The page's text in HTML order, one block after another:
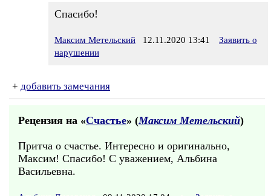
Спасибо!
Максим Метельский 12.11.2020 13:41
Заявить о
нарушении
+ добавить замечания
Рецензия на «Счастье» (Максим Метельский)
Притча о счастье. Интересно и оригинально,
Максим! Спасибо! С уважением, Альбина
Васильевна.